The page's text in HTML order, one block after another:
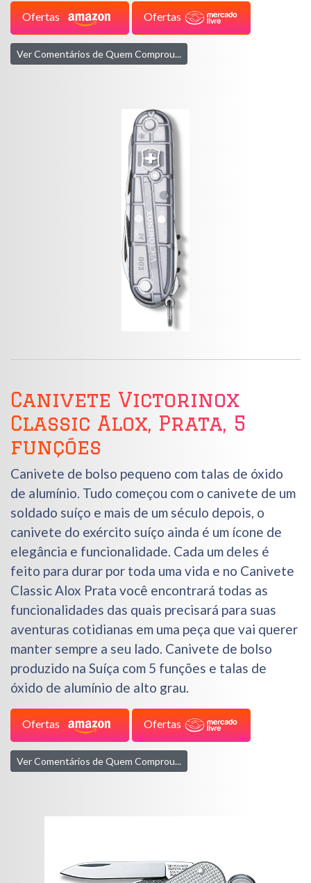
Ofertas Ofertas
Ver Comentários de Quem Comprou...
Canivete Victorinox
Classic Alox, Prata, 5
funções
Canivete de bolso pequeno com talas de óxido
de alumínio. Tudo começou com o canivete de um
soldado suíço e mais de um século depois, o
canivete do exército suíço ainda é um ícone de
elegância e funcionalidade. Cada um deles é
feito para durar por toda uma vida e no Canivete
Classic Alox Prata você encontrará todas as
funcionalidades das quais precisará para suas
aventuras cotidianas em uma peça que vai querer
manter sempre a seu lado. Canivete de bolso
produzido na Suíça com 5 funções e talas de
óxido de alumínio de alto grau.
Ofertas Ofertas
Ver Comentários de Quem Comprou...